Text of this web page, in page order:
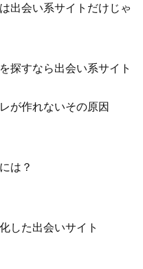
出会い系サイトだけじゃ
探すなら出会い系サイト
が作れないその原因
は？
した出会いサイト